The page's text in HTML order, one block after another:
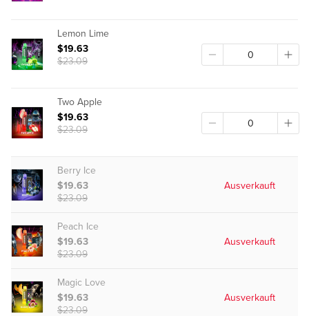
Lemon Lime
$19.63
$23.09
Two Apple
$19.63
$23.09
Berry Ice
$19.63
$23.09
Ausverkauft
Peach Ice
$19.63
$23.09
Ausverkauft
Magic Love
$19.63
$23.09
Ausverkauft